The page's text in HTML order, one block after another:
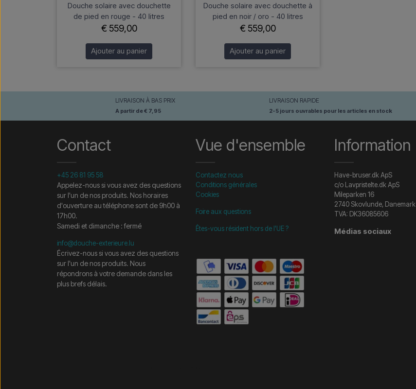
Douche solaire avec douchette
de pied en rouge - 40 litres
€ 559,00
Ajouter au panier
Douche solaire avec douchette à
pied en noir / oro - 40 litres
€ 559,00
Ajouter au panier
LIVRAISON À BAS PRIX
A partir de € 7,95
LIVRAISON RAPIDE
2-5 jours ouvrables pour les articles en stock
Contact
+45 26 81 95 58
Appelez-nous si vous avez des questions
sur l'un de nos produits. Nos horaires
d'ouverture au téléphone sont de 9h00 à
17h00.
Samedi et dimanche : fermé
info@douche-exterieure.lu
Écrivez-nous si vous avez des questions
sur l'un de nos produits. Nous
répondrons à votre demande dans les
plus brefs délais.
Vue d'ensemble
Contactez nous
Conditions générales
Cookies
Foire aux questions
Êtes-vous résident hors de l'UE ?
Information
Have-bruser.dk ApS
c/o Lavpristelte.dk ApS
Mileparken 16
2740 Skovlunde, Danemark
TVA: DK36085606
Médias sociaux